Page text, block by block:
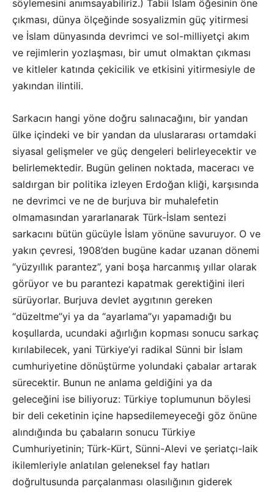
söylemesini anımsayabiliriz.) Tabii İslam öğesinin öne
çıkması, dünya ölçeğinde sosyalizmin güç yitirmesi
ve İslam dünyasında devrimci ve sol-milliyetçi akım
ve rejimlerin yozlaşması, bir umut olmaktan çıkması
ve kitleler katında çekicilik ve etkisini yitirmesiyle de
yakından ilintili.
Sarkacın hangi yöne doğru salınacağını, bir yandan
ülke içindeki ve bir yandan da uluslararası ortamdaki
siyasal gelişmeler ve güç dengeleri belirleyecektir ve
belirlemektedir. Bugün gelinen noktada, maceracı ve
saldırgan bir politika izleyen Erdoğan kliği, karşısında
ne devrimci ve ne de burjuva bir muhalefetin
olmamasından yararlanarak Türk-İslam sentezi
sarkacını bütün gücüyle İslam yönüne savuruyor. O ve
yakın çevresi, 1908’den bugüne kadar uzanan dönemi
“yüzyıllık parantez”, yani boşa harcanmış yıllar olarak
görüyor ve bu parantezi kapatmak gerektiğini ileri
sürüyorlar. Burjuva devlet aygıtının gereken
“düzeltme”yi ya da “ayarlama”yı yapamadığı bu
koşullarda, ucundaki ağırlığın kopması sonucu sarkaç
kırılabilecek, yani Türkiye’yi radikal Sünni bir İslam
cumhuriyetine dönüştürme yolundaki çabalar artarak
sürecektir. Bunun ne anlama geldiğini ya da
geleceğini ise biliyoruz: Türkiye toplumunun böylesi
bir deli ceketinin içine hapsedilemeyeceği göz önüne
alındığında bu çabaların sonucu Türkiye
Cumhuriyetinin; Türk-Kürt, Sünni-Alevi ve şeriatçı-laik
ikilemleriyle anlatılan geleneksel fay hatları
doğrultusunda parçalanması olasılığının giderek